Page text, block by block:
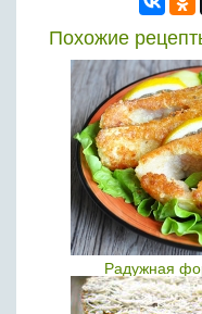
Похожие
Радужная